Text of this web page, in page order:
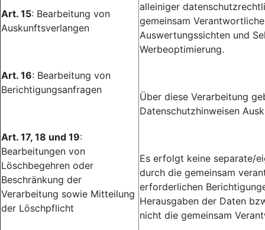
Art. 15: Bearbeitung von
Auskunftsverlangen
Art. 16: Bearbeitung von
Berichtigungsanfragen
Art. 17, 18 und 19:
Bearbeitungen von
Löschbegehren oder
Beschränkung der
Verarbeitung sowie Mitteilung
der Löschpflicht
alleiniger
gemeinsam
Auswertungssichten und
Werbeoptimierung.
Über diese Verarbeitung
Datenschutzhinweisen
Es erfolgt keine separate/
durch die gemeinsam
erforderlichen
Herausgaben der Daten
nicht die gemeinsam